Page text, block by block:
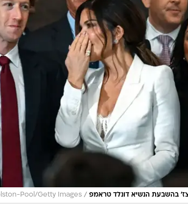
בהשבעת הנשיא דונלד טראמפ /
Pool/Getty Images